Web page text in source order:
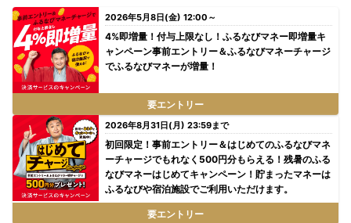
2026年5月8日(金) 12:00～
4%即増量！付与上限なし！ふるなびマネー即増量キ
ャンペーン事前エントリー＆ふるなびマネーチャージ
でふるなびマネーが増量！
要エントリー
2026年8月31日(月) 23:59まで
初回限定！事前エントリー＆はじめてのふるなびマネ
ーチャージでもれなく500円分もらえる！残暑のふる
なびマネーはじめてキャンペーン！貯まったマネーは
ふるなびや宿泊施設でご利用いただけます。
要エントリー